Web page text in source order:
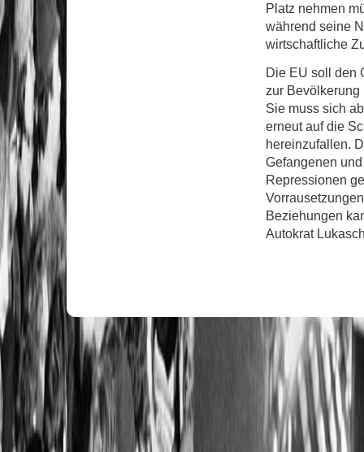
Platz nehmen
während seine
wirtschaftliche
Die EU soll den
zur
Sie muss sich
erneut auf die
hereinzufallen.
Gefangenen
Repressionen
Beziehungen
Autokrat